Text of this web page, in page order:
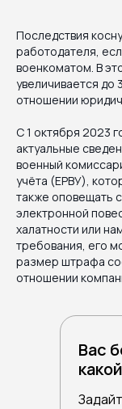
Последствия
работодателя,
военкоматом. В
увеличивается до
отношении
С 1 октября 2023
актуальные
военный
учёта (ЕРВУ),
также оповещать
электронной
халатности или
требования, его
размер штрафа
отношении
Вас